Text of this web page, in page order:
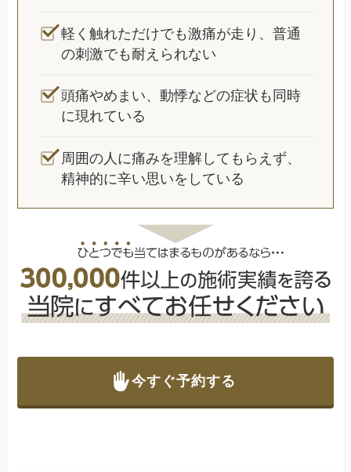
軽く触れただけでも激痛が走り、普通
の刺激でも耐えられない
頭痛やめまい、動悸などの症状も同時
に現れている
周囲の人に痛みを理解してもらえず、
精神的に辛い思いをしている
今すぐ予約する